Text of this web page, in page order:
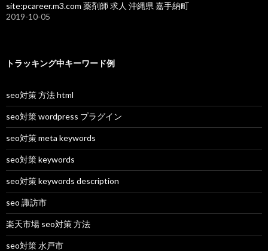
site:pcareer.m3.com 薬剤師 求人 沖縄県 嘉手納町
2019-10-05
トラッキング中キーワード例
seo対策 方法 html
seo対策 wordpress プラグイン
seo対策 meta keywords
seo対策 keywords
seo対策 keywords description
seo 諏訪市
楽天市場 seo対策 方法
seo対策 水戸市